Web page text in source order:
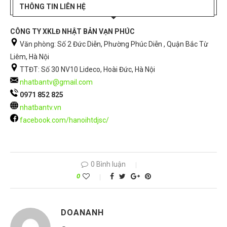
THÔNG TIN LIÊN HỆ
CÔNG TY XKLĐ NHẬT BẢN VẠN PHÚC
Văn phòng: Số 2 Đức Diễn, Phường Phúc Diễn , Quận Bắc Từ
Liêm, Hà Nội
TTĐT: Số 30 NV10 Lideco, Hoài Đức, Hà Nội
nhatbantv@gmail.com
0971 852 825
nhatbantv.vn
facebook.com/hanoihtdjsc/
0 Bình luận
0
DOANANH